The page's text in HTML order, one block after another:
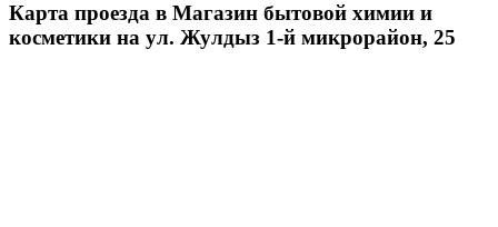
Карта проезда в Магазин бытовой химии и
косметики на ул. Жулдыз 1-й микрорайон, 25